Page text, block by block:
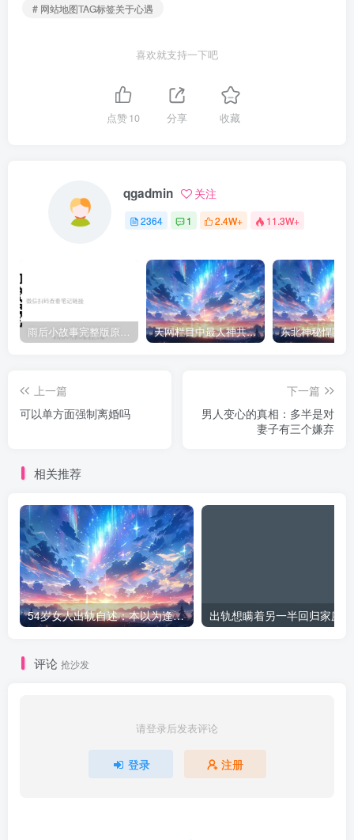
# 网站地图TAG标签关于心遇
喜欢就支持一下吧
点赞10 分享 收藏
qgadmin 关注
2364 1 2.4W+ 11.3W+
雨后小故事完整版原片动态图（图+文字解说版） 天网栏目中最人神共愤的一期《消失的夫妻》
上一篇
可以单方面强制离婚吗
下一篇
男人变心的真相：多半是对
妻子有三个嫌弃
相关推荐
54岁女人出轨自述：本以为逢场作戏
评论 抢沙发
请登录后发表评论
登录 注册